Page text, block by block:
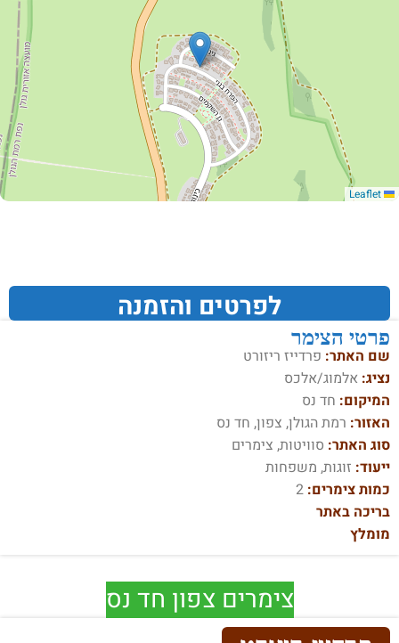
לפרטים והזמנה
פרטי הצימר
שם האתר: פרדייז ריזורט
נציג: אלמוג/אלכס
המיקום: חד נס
האזור: רמת הגולן, צפון, חד נס
סוג האתר: סוויטות, צימרים
ייעוד: זוגות, משפחות
כמות צימרים: 2
בריכה באתר
מומלץ
צימרים צפון חד נס